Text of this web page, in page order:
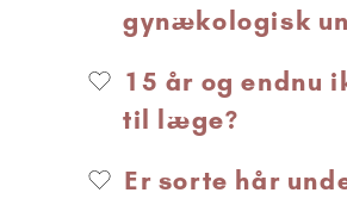
gynækologisk
15 år og endnu
til læge?
Er sorte hår